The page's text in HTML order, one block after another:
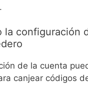
la configuración
de la cuenta
canjear códigos